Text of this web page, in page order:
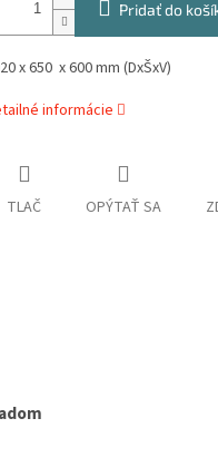
Pridať do
x 650 x 600 mm (DxŠxV)
informácie
TLAČ OPÝTAŤ SA